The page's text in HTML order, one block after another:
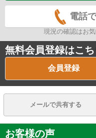
電話
現況の確認はお
無料会員登録はこち
会員登録
メールで共有する
お客様の声